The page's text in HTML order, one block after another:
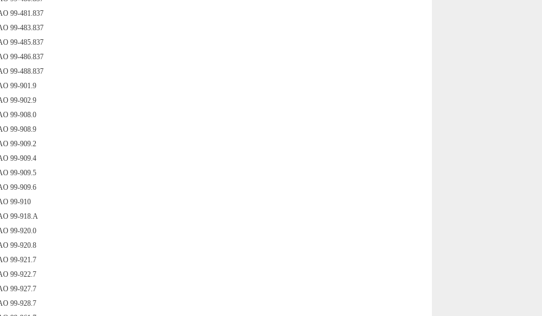
99-481.837
99-483.837
99-485.837
99-486.837
99-488.837
99-901.9
99-902.9
99-908.0
99-908.9
99-909.2
99-909.4
99-909.5
99-909.6
99-910
99-918.A
99-920.0
99-920.8
99-921.7
99-922.7
99-927.7
99-928.7